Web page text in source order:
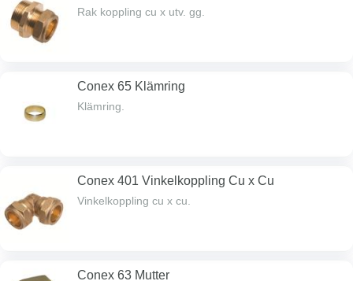
Rak koppling cu x utv. gg.
Conex 65 Klämring
Klämring.
Conex 401 Vinkelkoppling Cu x Cu
Vinkelkoppling cu x cu.
Conex 63 Mutter